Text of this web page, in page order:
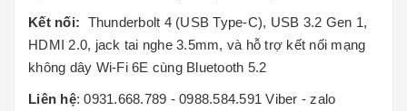
Kết nối: Thunderbolt 4 (USB Type-C), USB 3.2 Gen 1,
HDMI 2.0, jack tai nghe 3.5mm, và hỗ trợ kết nối mạng
không dây Wi-Fi 6E cùng Bluetooth 5.2
Liên hệ: 0931.668.789 - 0988.584.591 Viber - zalo